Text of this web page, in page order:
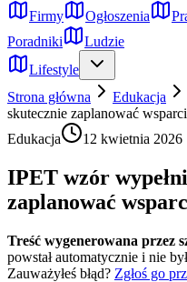
Firmy Ogłoszenia
Poradniki
Ludzie
Lifestyle
Strona główna
Edukacja
skutecznie zaplanować
Edukacja
12 kwietnia 2026
IPET wzór
zaplanować
Treść wygenerowana przez
powstał automatycznie i nie
Zauważyłeś błąd? Zgłoś go